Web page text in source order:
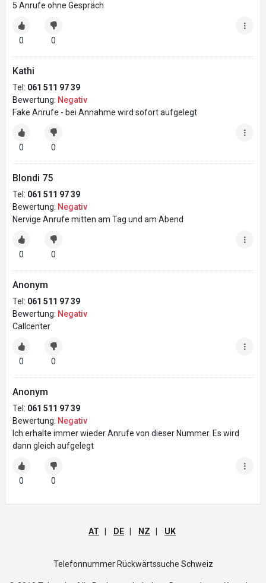
5 Anrufe ohne Gespräch
0 0
Kathi
Tel: 061 511 97 39
Bewertung: Negativ
Fake Anrufe - bei Annahme wird sofort aufgelegt
0 0
Blondi 75
Tel: 061 511 97 39
Bewertung: Negativ
Nervige Anrufe mitten am Tag und am Abend
0 0
Anonym
Tel: 061 511 97 39
Bewertung: Negativ
Callcenter
0 0
Anonym
Tel: 061 511 97 39
Bewertung: Negativ
Ich erhalte immer wieder Anrufe von dieser Nummer. Es wird
dann gleich aufgelegt
0 0
AT DE NZ UK
Telefonnummer Rückwärtssuche Schweiz